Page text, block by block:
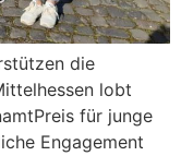
die
lobt
für junge
Engagement